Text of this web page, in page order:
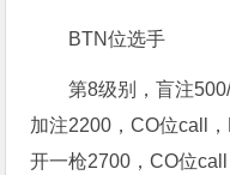
BTN位选手
第8级别，盲注
加注2200，CO位call
开一枪2700，CO位